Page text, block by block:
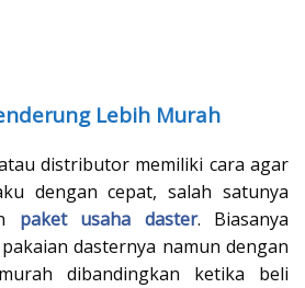
Lebih Murah
distributor memiliki cara agar
dengan cepat, salah satunya
paket usaha daster. Biasanya
dasternya namun dengan
dibandingkan ketika beli